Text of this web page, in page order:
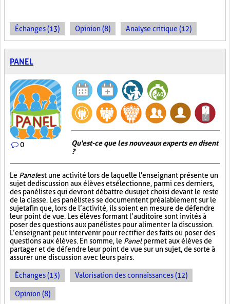
Échanges (13) Opinion (8) Analyse critique (12)
PANEL
0
Qu'est-ce que les nouveaux experts en disent
?
Le Panelest une activité lors de laquelle l'enseignant présente un
sujet de discussion aux élèves et sélectionne, parmi ces derniers,
des panélistes qui devront débattre du sujet choisi devant le reste
de la classe. Les panélistes se documentent préalablement sur le
sujet afin que, lors de l’activité, ils soient en mesure de défendre
leur point de vue. Les élèves formant l’auditoire sont invités à
poser des questions aux panélistes pour alimenter la discussion.
L’enseignant peut intervenir pour rectifier des faits ou poser des
questions aux élèves. En somme, le Panelpermet aux élèves de
partager et de défendre leur point de vue sur un sujet, de sorte à
assurer une discussion avec leurs pairs.
Échanges (13) Valorisation des connaissances (12)
Opinion (8)